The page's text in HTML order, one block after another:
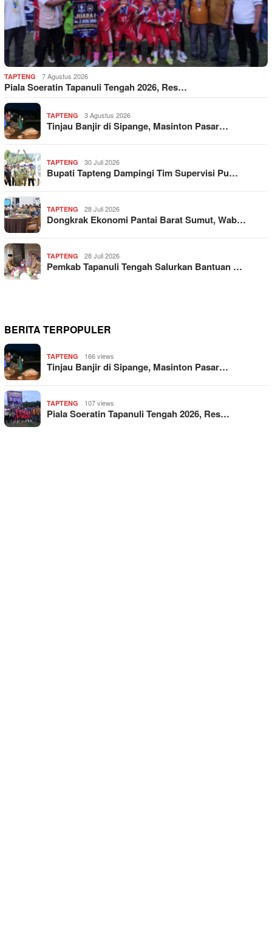
TAPTENG 7 Agustus 2026
Piala Soeratin Tapanuli Tengah 2026, Res…
TAPTENG 3 Agustus 2026
Tinjau Banjir di Sipange, Masinton Pasar…
TAPTENG 30 Juli 2026
Bupati Tapteng Dampingi Tim Supervisi Pu…
TAPTENG 28 Juli 2026
Dongkrak Ekonomi Pantai Barat Sumut, Wab…
TAPTENG 28 Juli 2026
Pemkab Tapanuli Tengah Salurkan Bantuan …
BERITA TERPOPULER
TAPTENG 166 views
Tinjau Banjir di Sipange, Masinton Pasar…
TAPTENG 107 views
Piala Soeratin Tapanuli Tengah 2026, Res…